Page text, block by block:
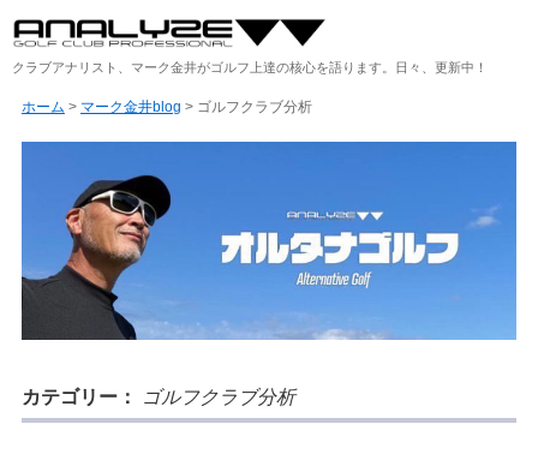
クラブアナリスト、マーク金井がゴルフ上達の核心を語ります。日々、更新中！
ホーム > マーク金井blog > ゴルフクラブ分析
カテゴリー： ゴルフクラブ分析